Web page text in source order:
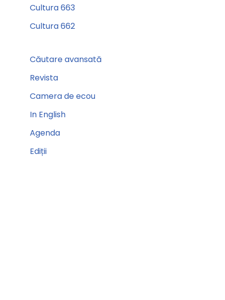
Cultura 663
Cultura 662
Căutare avansată
Revista
Camera de ecou
In English
Agenda
Ediții